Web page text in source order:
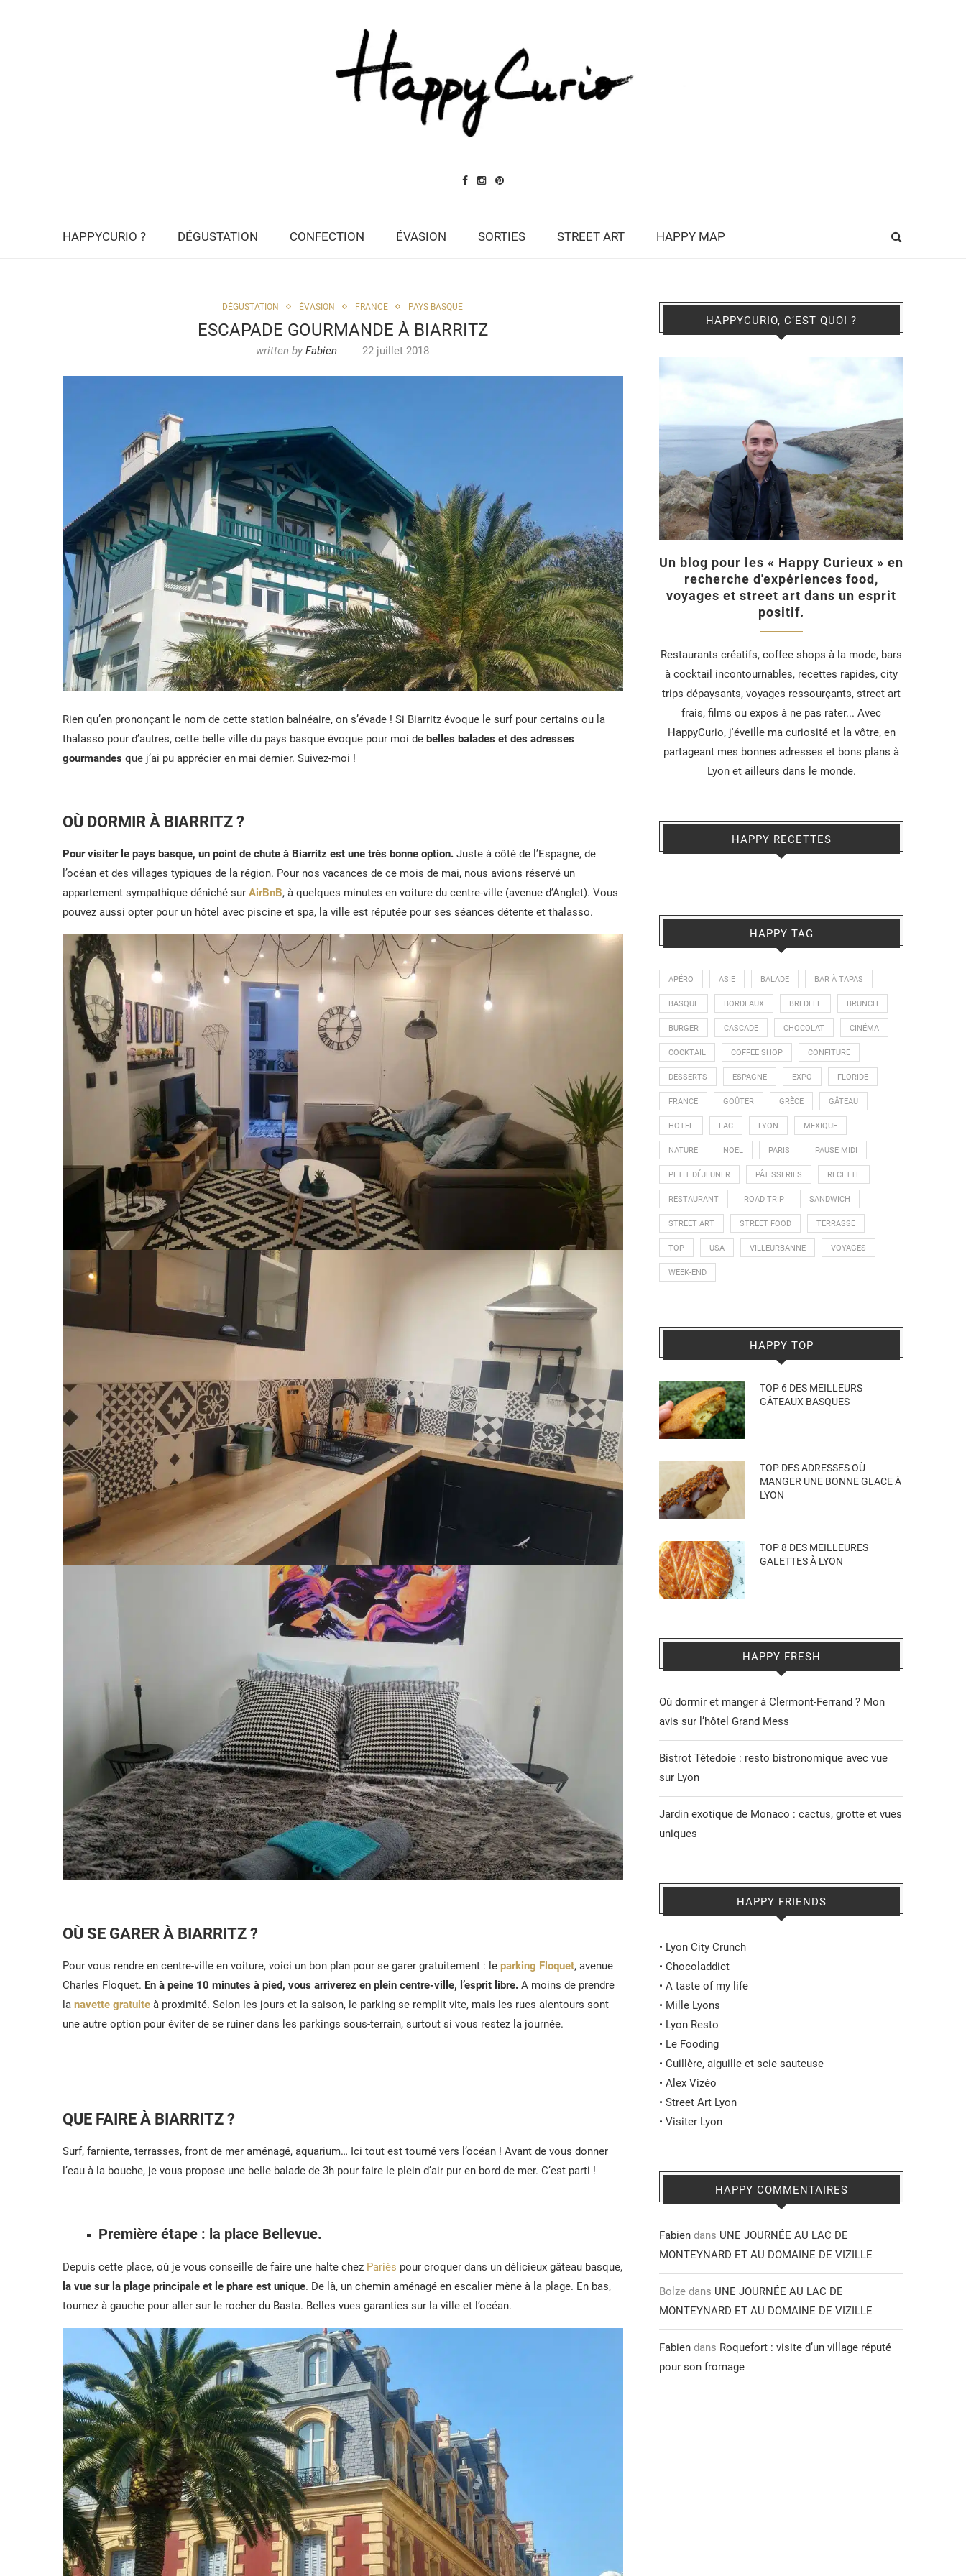
HAPPYCURIO ? DÉGUSTATION CONFECTION ÉVASION SORTIES STREET ART HAPPY MAP
DÉGUSTATION ÉVASION FRANCE PAYS BASQUE
ESCAPADE GOURMANDE À BIARRITZ
written byFabien 22 juillet 2018
Rien qu’en prononçant le nom de cette station balnéaire, on s’évade ! Si Biarritz évoque le surf pour certains ou la
thalasso pour d’autres, cette belle ville du pays basque évoque pour moi de belles balades et des adresses
gourmandes que j’ai pu apprécier en mai dernier. Suivez-moi !
OÙ DORMIR À BIARRITZ ?
Pour visiter le pays basque, un point de chute à Biarritz est une très bonne option. Juste à côté de l’Espagne, de
l’océan et des villages typiques de la région. Pour nos vacances de ce mois de mai, nous avions réservé un
appartement sympathique déniché sur AirBnB, à quelques minutes en voiture du centre-ville (avenue d’Anglet). Vous
pouvez aussi opter pour un hôtel avec piscine et spa, la ville est réputée pour ses séances détente et thalasso.
OÙ SE GARER À BIARRITZ ?
Pour vous rendre en centre-ville en voiture, voici un bon plan pour se garer gratuitement : le parking Floquet, avenue
Charles Floquet. En à peine 10 minutes à pied, vous arriverez en plein centre-ville, l’esprit libre. A moins de prendre
la navette gratuite à proximité. Selon les jours et la saison, le parking se remplit vite, mais les rues alentours sont
une autre option pour éviter de se ruiner dans les parkings sous-terrain, surtout si vous restez la journée.
QUE FAIRE À BIARRITZ ?
Surf, farniente, terrasses, front de mer aménagé, aquarium… Ici tout est tourné vers l’océan ! Avant de vous donner
l’eau à la bouche, je vous propose une belle balade de 3h pour faire le plein d’air pur en bord de mer. C’est parti !
Première étape : la place Bellevue.
Depuis cette place, où je vous conseille de faire une halte chez Pariès pour croquer dans un délicieux gâteau basque,
la vue sur la plage principale et le phare est unique. De là, un chemin aménagé en escalier mène à la plage. En bas,
tournez à gauche pour aller sur le rocher du Basta. Belles vues garanties sur la ville et l’océan.
HAPPYCURIO, C’EST QUOI ?
Un blog pour les « Happy Curieux » en
recherche d'expériences food,
voyages et street art dans un esprit
positif.
Restaurants créatifs, coffee shops à la mode, bars
à cocktail incontournables, recettes rapides, city
trips dépaysants, voyages ressourçants, street art
frais, films ou expos à ne pas rater... Avec
HappyCurio, j'éveille ma curiosité et la vôtre, en
partageant mes bonnes adresses et bons plans à
Lyon et ailleurs dans le monde.
HAPPY RECETTES
HAPPY TAG
APÉRO ASIE BALADE BAR À TAPAS
BASQUE BORDEAUX BREDELE BRUNCH
BURGER CASCADE CHOCOLAT CINÉMA
COCKTAIL COFFEE SHOP CONFITURE
DESSERTS ESPAGNE EXPO FLORIDE
FRANCE GOÛTER GRÈCE GÂTEAU
HOTEL LAC LYON MEXIQUE
NATURE NOEL PARIS PAUSE MIDI
PETIT DÉJEUNER PÂTISSERIES RECETTE
RESTAURANT ROAD TRIP SANDWICH
STREET ART STREET FOOD TERRASSE
TOP USA VILLEURBANNE VOYAGES
WEEK-END
HAPPY TOP
TOP 6 DES MEILLEURS
GÂTEAUX BASQUES
TOP DES ADRESSES OÙ
MANGER UNE BONNE GLACE À
LYON
TOP 8 DES MEILLEURES
GALETTES À LYON
HAPPY FRESH
Où dormir et manger à Clermont-Ferrand ? Mon
avis sur l’hôtel Grand Mess
Bistrot Têtedoie : resto bistronomique avec vue
sur Lyon
Jardin exotique de Monaco : cactus, grotte et vues
uniques
HAPPY FRIENDS
• Lyon City Crunch
• Chocoladdict
• A taste of my life
• Mille Lyons
• Lyon Resto
• Le Fooding
• Cuillère, aiguille et scie sauteuse
• Alex Vizéo
• Street Art Lyon
• Visiter Lyon
HAPPY COMMENTAIRES
Fabien dans UNE JOURNÉE AU LAC DE
MONTEYNARD ET AU DOMAINE DE VIZILLE
Bolze dans UNE JOURNÉE AU LAC DE
MONTEYNARD ET AU DOMAINE DE VIZILLE
Fabien dans Roquefort : visite d’un village réputé
pour son fromage